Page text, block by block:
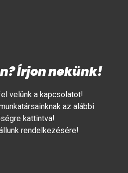
Írjon nekünk!
velünk a kapcsolatot!
az alábbi
kattintva!
rendelkezésére!